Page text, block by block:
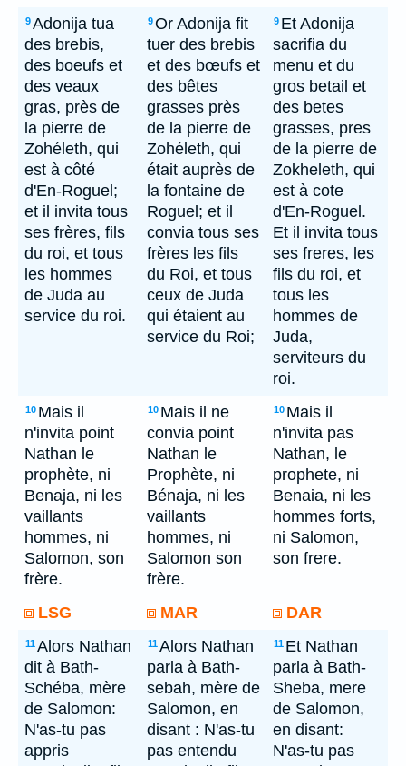
9Adonija tua
des brebis,
des boeufs et
des veaux
gras, près de
la pierre de
Zohéleth, qui
est à côté
d'En-Roguel;
et il invita tous
ses frères, fils
du roi, et tous
les hommes
de Juda au
service du roi.
9Or Adonija fit
tuer des brebis
et des bœufs et
des bêtes
grasses près
de la pierre de
Zohéleth, qui
était auprès de
la fontaine de
Roguel; et il
convia tous ses
frères les fils
du Roi, et tous
ceux de Juda
qui étaient au
service du Roi;
9 Et Adonija
sacrifia du
menu et du
gros betail et
des betes
grasses, pres
de la pierre de
Zokheleth, qui
est à cote
d'En-Roguel.
Et il invita tous
ses freres, les
fils du roi, et
tous les
hommes de
Juda,
serviteurs du
roi.
10 Mais il
n'invita point
Nathan le
prophète, ni
Benaja, ni les
vaillants
hommes, ni
Salomon, son
frère.
10 Mais il ne
convia point
Nathan le
Prophète, ni
Bénaja, ni les
vaillants
hommes, ni
Salomon son
frère.
10 Mais il
n'invita pas
Nathan, le
prophete, ni
Benaia, ni les
hommes forts,
ni Salomon,
son frere.
LSG MAR DAR
11Alors Nathan
dit à Bath-
Schéba, mère
de Salomon:
N'as-tu pas
appris
11Alors Nathan
parla à Bath-
sebah, mère de
Salomon, en
disant : N'as-tu
pas entendu
11 Et Nathan
parla à Bath-
Sheba, mere
de Salomon,
en disant:
N'as-tu pas